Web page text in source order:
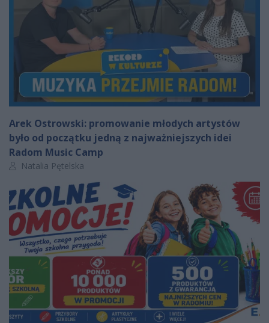
Arek Ostrowski: promowanie młodych artystów
było od początku jedną z najważniejszych idei
Radom Music Camp
Autor artykułu:
Natalia Pętelska